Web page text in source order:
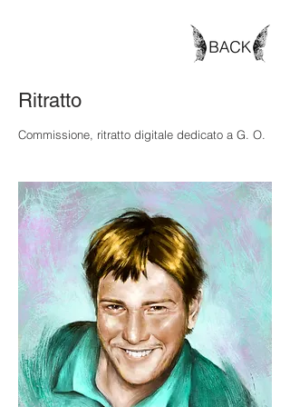
Ritratto
Commissione, ritratto digitale dedicato a G. O.